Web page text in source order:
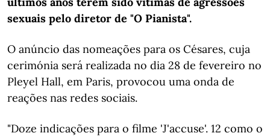
sexuais pelo diretor de "O Pianista".
O anúncio das nomeações para os Césares, cuja
cerimónia será realizada no dia 28 de fevereiro no
Pleyel Hall, em Paris, provocou uma onda de
reações nas redes sociais.
"Doze indicações para o filme 'J'accuse'. 12 como o